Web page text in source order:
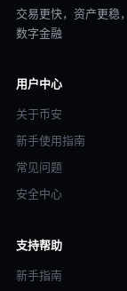
交易更快，资产更稳
数字金融
用户中心
关于币安
新手使用指南
常见问题
安全中心
支持帮助
新手指南